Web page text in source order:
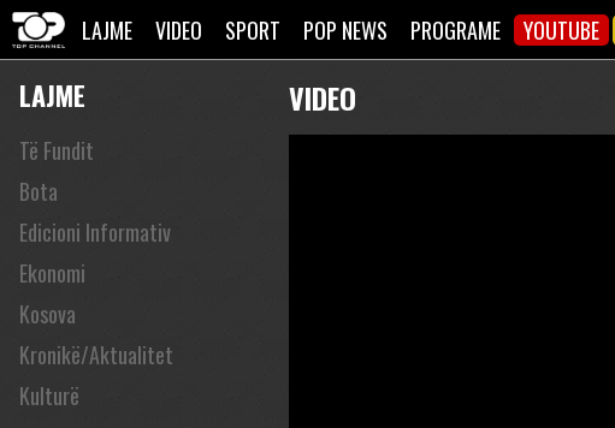
LAJME VIDEO SPORT POP NEWS PROGRAME YOUTUBE
LAJME
Të Fundit
Bota
Edicioni Informativ
Ekonomi
Kosova
Kronikë/Aktualitet
Kulturë
VIDEO